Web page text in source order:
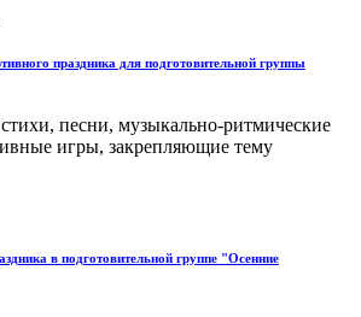
праздника для подготовительной группы
песни, музыкально-ритмические
игры, закрепляющие тему
в подготовительной группе "Осенние